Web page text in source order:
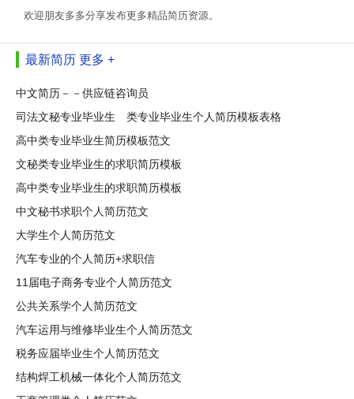
欢迎朋友多多分享发布更多精品简历资源。
最新简历 更多 +
中文简历－－供应链咨询员
司法文秘专业毕业生 类专业毕业生个人简历模板表格
高中类专业毕业生简历模板范文
文秘类专业毕业生的求职简历模板
高中类专业毕业生的求职简历模板
中文秘书求职个人简历范文
大学生个人简历范文
汽车专业的个人简历+求职信
11届电子商务专业个人简历范文
公共关系学个人简历范文
汽车运用与维修毕业生个人简历范文
税务应届毕业生个人简历范文
结构焊工机械一体化个人简历范文